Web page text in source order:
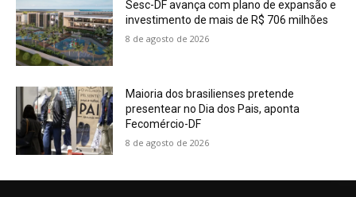
Sesc-DF avança com plano de expansão e
investimento de mais de R$ 706 milhões
8 de agosto de 2026
Maioria dos brasilienses pretende
presentear no Dia dos Pais, aponta
Fecomércio-DF
8 de agosto de 2026